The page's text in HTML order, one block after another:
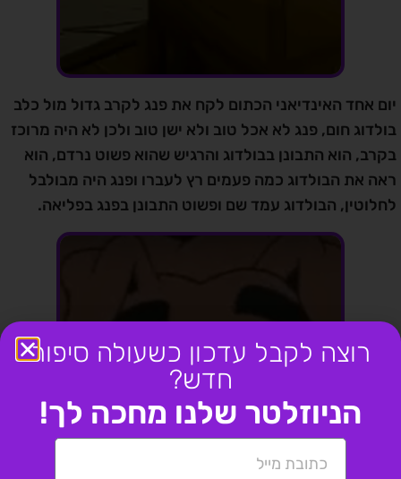
יום אחד האינדיאני הכתום לקח את פנג לקרב גדול מול כלב
בולדוג חום, פנג לא אכל טוב ולא ישן טוב ולכן לא היה מרוכז
בקרב, הוא התבונן בבולדוג והרגיש שהוא פשוט נרדם, הוא
ראה את הבולדוג כמה פעמים רץ לעברו ופנג היה מבולבל
לחלוטין, הבולדוג עמד שם ופשוט התבונן בפנג בפליאה.
רוצה לקבל עדכון כשעולה סיפור
חדש?
הניוזלטר שלנו מחכה לך!